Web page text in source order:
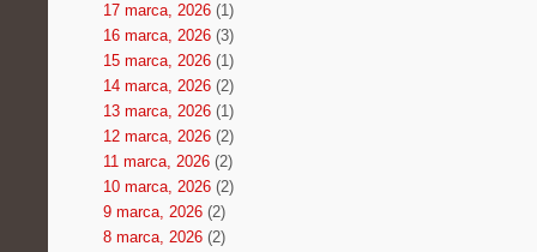
17 marca, 2026(1)
16 marca, 2026(3)
15 marca, 2026(1)
14 marca, 2026(2)
13 marca, 2026(1)
12 marca, 2026(2)
11 marca, 2026(2)
10 marca, 2026(2)
9 marca, 2026(2)
8 marca, 2026(2)